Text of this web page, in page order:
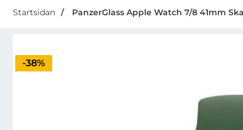
Startsidan PanzerGlass Apple Watch 7/8 41mm
Priset är nedsatt med
-38%